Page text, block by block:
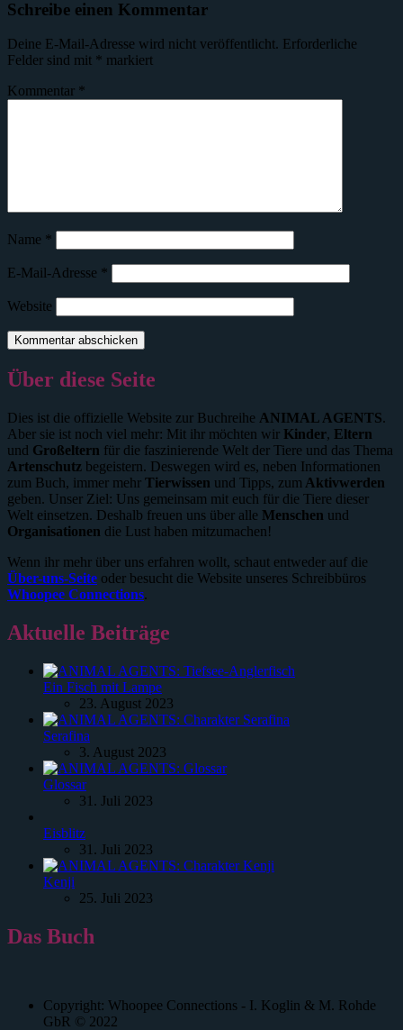
Schreibe einen Kommentar
Deine E-Mail-Adresse wird nicht veröffentlicht. Erforderliche
Felder sind mit * markiert
Kommentar *
Name *
E-Mail-Adresse *
Website
Über diese Seite
Dies ist die offizielle Website zur Buchreihe ANIMAL AGENTS.
Aber sie ist noch viel mehr: Mit ihr möchten wir Kinder, Eltern
und Großeltern für die faszinierende Welt der Tiere und das Thema
Artenschutz begeistern. Deswegen wird es, neben Informationen
zum Buch, immer mehr Tierwissen und Tipps, zum Aktivwerden
geben. Unser Ziel: Uns gemeinsam mit euch für die Tiere dieser
Welt einsetzen. Deshalb freuen uns über alle Menschen und
Organisationen die Lust haben mitzumachen!
Wenn ihr mehr über uns erfahren wollt, schaut entweder auf die
Über-uns-Seite oder besucht die Website unseres Schreibbüros
Whoopee Connections.
Aktuelle Beiträge
Ein Fisch mit Lampe
23. August 2023
Serafina
3. August 2023
Glossar
31. Juli 2023
Eisblitz
31. Juli 2023
Kenji
25. Juli 2023
Das Buch
Copyright: Whoopee Connections - I. Koglin & M. Rohde
GbR © 2022